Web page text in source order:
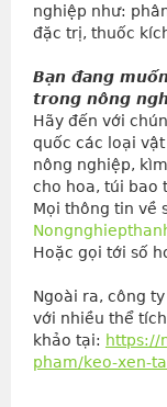
nghiệp như:
đặc trị, thuốc
Bạn đang
trong nông
Hãy đến với
quốc các loại
nông nghiệp,
cho hoa, túi bao
Hoặc gọi tới số
Ngoài ra, công
với nhiều thể
khảo tại: https://
pham/keo-xen-